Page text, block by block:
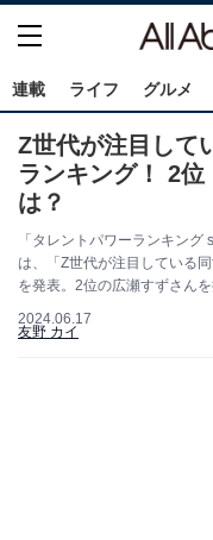
連載 ライフ グルメ
Z世代が注目して
ランキング！ 2
は？
「タレントパワーランキン
は、「Z世代が注目している
を発表。2位の広瀬すずさん
2024.06.17
友野 カイ